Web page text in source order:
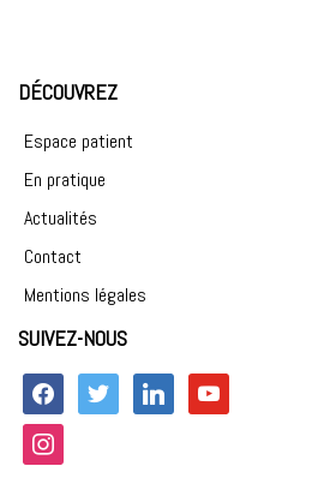
DÉCOUVREZ
Espace patient
En pratique
Actualités
Contact
Mentions légales
SUIVEZ-NOUS
facebook twitter linkedin
youtube
instagram